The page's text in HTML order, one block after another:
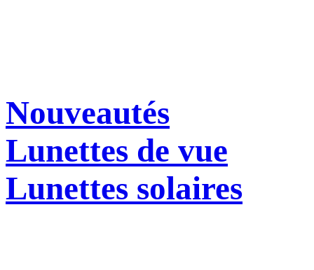
Nouveautés
Lunettes de vue
Lunettes solaires